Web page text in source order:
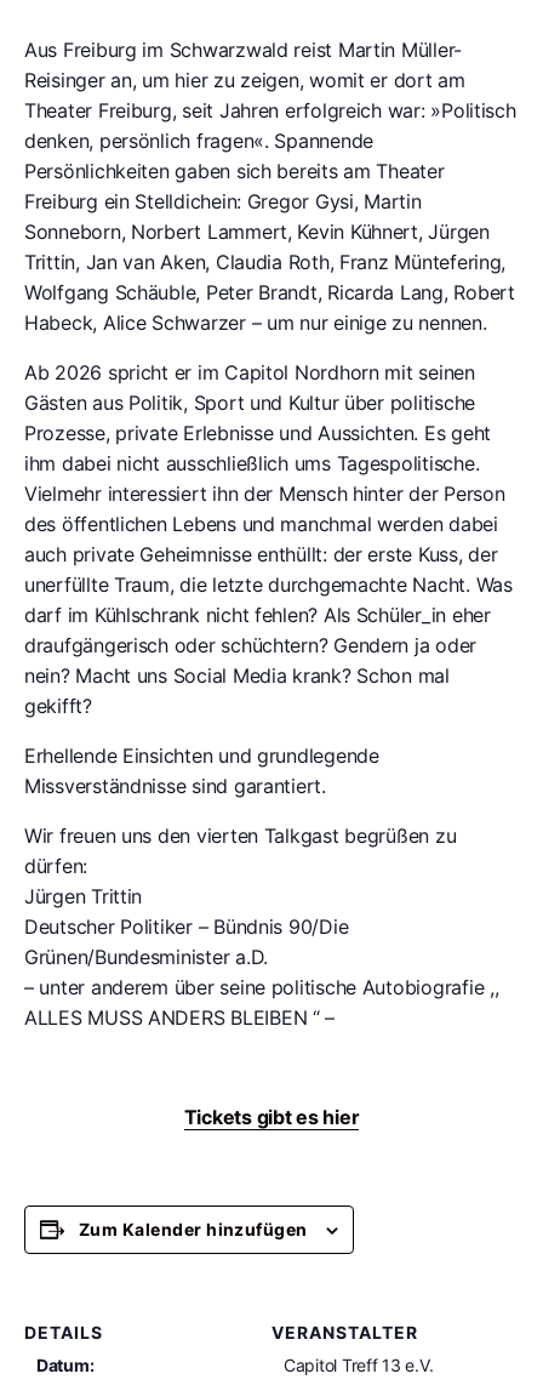
Aus Freiburg im Schwarzwald reist Martin Müller-
Reisinger an, um hier zu zeigen, womit er dort am
Theater Freiburg, seit Jahren erfolgreich war: »Politisch
denken, persönlich fragen«. Spannende
Persönlichkeiten gaben sich bereits am Theater
Freiburg ein Stelldichein: Gregor Gysi, Martin
Sonneborn, Norbert Lammert, Kevin Kühnert, Jürgen
Trittin, Jan van Aken, Claudia Roth, Franz Müntefering,
Wolfgang Schäuble, Peter Brandt, Ricarda Lang, Robert
Habeck, Alice Schwarzer – um nur einige zu nennen.
Ab 2026 spricht er im Capitol Nordhorn mit seinen
Gästen aus Politik, Sport und Kultur über politische
Prozesse, private Erlebnisse und Aussichten. Es geht
ihm dabei nicht ausschließlich ums Tagespolitische.
Vielmehr interessiert ihn der Mensch hinter der Person
des öffentlichen Lebens und manchmal werden dabei
auch private Geheimnisse enthüllt: der erste Kuss, der
unerfüllte Traum, die letzte durchgemachte Nacht. Was
darf im Kühlschrank nicht fehlen? Als Schüler_in eher
draufgängerisch oder schüchtern? Gendern ja oder
nein? Macht uns Social Media krank? Schon mal
gekifft?
Erhellende Einsichten und grundlegende
Missverständnisse sind garantiert.
Wir freuen uns den vierten Talkgast begrüßen zu
dürfen:
Jürgen Trittin
Deutscher Politiker – Bündnis 90/Die
Grünen/Bundesminister a.D.
– unter anderem über seine politische Autobiografie ,,
ALLES MUSS ANDERS BLEIBEN “ –
Tickets gibt es hier
Zum Kalender hinzufügen
DETAILS
Datum:
VERANSTALTER
Capitol Treff 13 e.V.